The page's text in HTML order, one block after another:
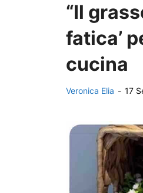
“Il
fatica’
cucina
Veronica Elia - 17